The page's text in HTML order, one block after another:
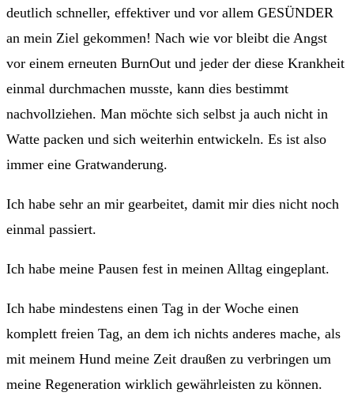
deutlich schneller, effektiver und vor allem GESÜNDER
an mein Ziel gekommen! Nach wie vor bleibt die Angst
vor einem erneuten BurnOut und jeder der diese Krankheit
einmal durchmachen musste, kann dies bestimmt
nachvollziehen. Man möchte sich selbst ja auch nicht in
Watte packen und sich weiterhin entwickeln. Es ist also
immer eine Gratwanderung.
Ich habe sehr an mir gearbeitet, damit mir dies nicht noch
einmal passiert.
Ich habe meine Pausen fest in meinen Alltag eingeplant.
Ich habe mindestens einen Tag in der Woche einen
komplett freien Tag, an dem ich nichts anderes mache, als
mit meinem Hund meine Zeit draußen zu verbringen um
meine Regeneration wirklich gewährleisten zu können.